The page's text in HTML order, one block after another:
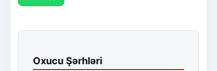
Oxucu Şərhləri